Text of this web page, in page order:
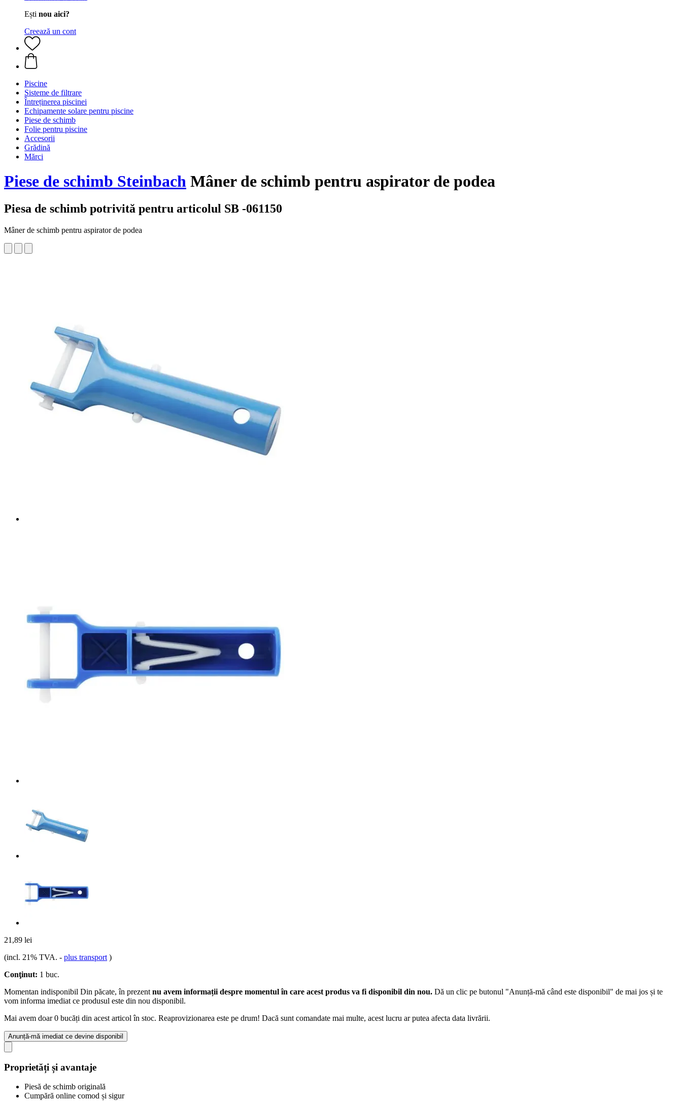
Ești nou aici?
Creează un cont
Piscine
Sisteme de filtrare
Întreținerea piscinei
Echipamente solare pentru piscine
Piese de schimb
Folie pentru piscine
Accesorii
Grădină
Mărci
Piese de schimb Steinbach Mâner de schimb pentru aspirator de podea
Piesa de schimb potrivită pentru articolul SB -061150
Mâner de schimb pentru aspirator de podea
21,89 lei
(incl. 21% TVA. - plus transport )
Conţinut: 1 buc.
Momentan indisponibil Din păcate, în prezent nu avem informații despre momentul în care acest produs va fi disponibil din nou. Dă un clic pe butonul "Anunță-mă când este disponibil" de mai jos și te
vom informa imediat ce produsul este din nou disponibil.
Mai avem doar 0 bucăți din acest articol în stoc. Reaprovizionarea este pe drum! Dacă sunt comandate mai multe, acest lucru ar putea afecta data livrării.
Anunță-mă imediat ce devine disponibil
Proprietăți și avantaje
Piesă de schimb originală
Cumpără online comod și sigur